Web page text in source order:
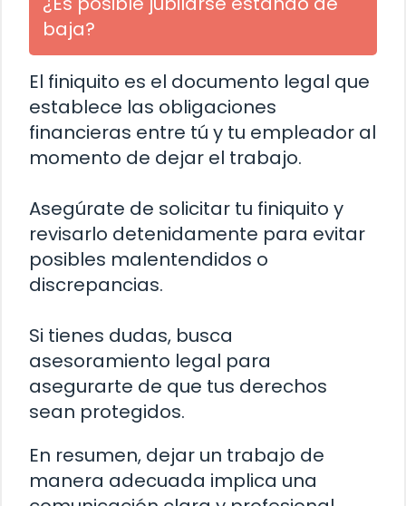
baja?
El finiquito es el documento legal que
establece las obligaciones
financieras entre tú y tu empleador al
momento de dejar el trabajo.
Asegúrate de solicitar tu finiquito y
revisarlo detenidamente para evitar
posibles malentendidos o
discrepancias.
Si tienes dudas, busca
asesoramiento legal para
asegurarte de que tus derechos
sean protegidos.
En resumen, dejar un trabajo de
manera adecuada implica una